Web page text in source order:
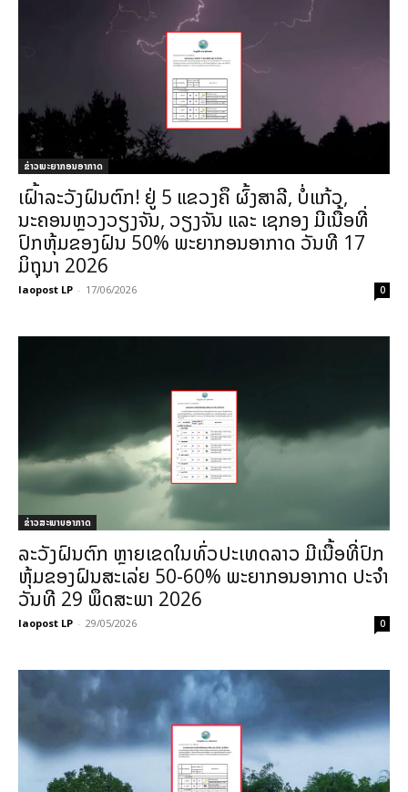
ຂ່າວພະຍາກອນອາກາດ
ເຝົ້າລະວັງຝົນຕົກ! ຢູ່ 5 ແຂວງຄຶ ຜົ້ງສາລີ, ບໍ່ແກ້ວ,
ນະຄອນຫຼວງວຽງຈັນ, ວຽງຈັນ ແລະ ເຊກອງ ມີເນື້ອທີ່
ປົກຫຸ້ມຂອງຝົນ 50% ພະຍາກອນອາກາດ ວັນທີ 17
ມິຖຸນາ 2026
laopost LP - 17/06/2026 0
ຂ່າວສະພາບອາກາດ
ລະວັງຝົນຕົກ ຫຼາຍເຂດໃນທົ່ວປະເທດລາວ ມີເນື້ອທີ່ປົກ
ຫຸ້ມຂອງຝົນສະເລ່ຍ 50-60% ພະຍາກອນອາກາດ ປະຈໍາ
ວັນທີ 29 ພຶດສະພາ 2026
laopost LP - 29/05/2026 0